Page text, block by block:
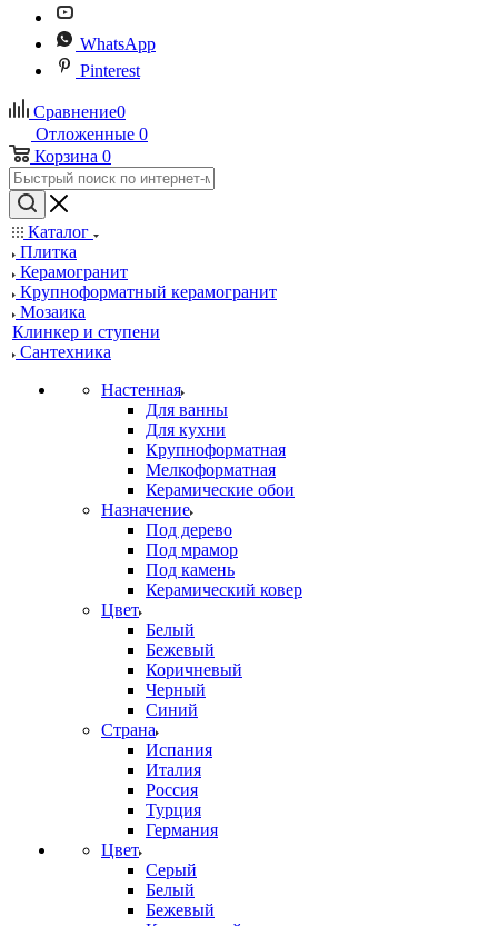
WhatsApp
Pinterest
Сравнение0
Отложенные 0
Корзина 0
Каталог
Плитка
Керамогранит
Крупноформатный керамогранит
Мозаика
Клинкер и ступени
Сантехника
Настенная
Для ванны
Для кухни
Крупноформатная
Мелкоформатная
Керамические обои
Назначение
Под дерево
Под мрамор
Под камень
Керамический ковер
Цвет
Белый
Бежевый
Коричневый
Черный
Синий
Страна
Испания
Италия
Россия
Турция
Германия
Цвет
Серый
Белый
Бежевый